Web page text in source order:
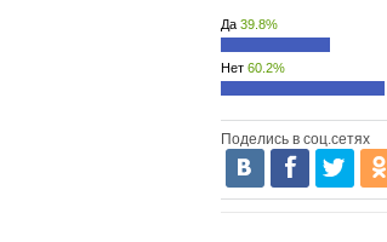
Да 39.8%
Нет 60.2%
Поделись в соц.сетях